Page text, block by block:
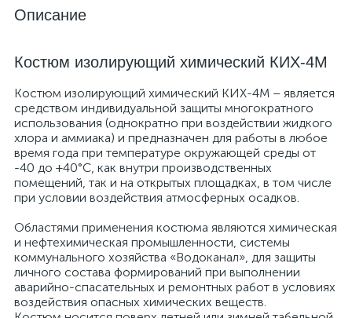
Описание
Костюм изолирующий химический КИХ-4М
Костюм изолирующий химический КИХ-4М – является
средством индивидуальной защиты многократного
использования (однократно при воздействии жидкого
хлора и аммиака) и предназначен для работы в любое
время года при температуре окружающей среды от
-40 до +40°С, как внутри производственных
помещений, так и на открытых площадках, в том числе
при условии воздействия атмосферных осадков.
Областями применения костюма являются химическая
и нефтехимическая промышленности, системы
коммунального хозяйства «Водоканал», для защиты
личного состава формирований при выполнении
аварийно-спасательных и ремонтных работ в условиях
воздействия опасных химических веществ.